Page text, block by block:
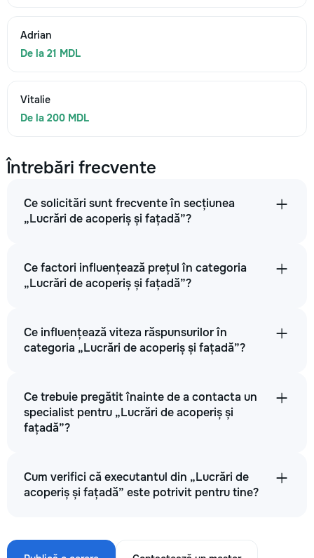
Adrian
De la 21 MDL
Vitalie
De la 200 MDL
Întrebări frecvente
Ce solicitări sunt frecvente în secțiunea
„Lucrări de acoperiș și fațadă”?
Ce factori influențează prețul în categoria
„Lucrări de acoperiș și fațadă”?
Ce influențează viteza răspunsurilor în
categoria „Lucrări de acoperiș și fațadă”?
Ce trebuie pregătit înainte de a contacta un
specialist pentru „Lucrări de acoperiș și
fațadă”?
Cum verifici că executantul din „Lucrări de
acoperiș și fațadă” este potrivit pentru tine?